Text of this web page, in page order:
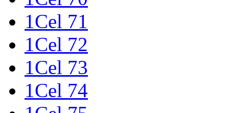
1Cel 71
1Cel 72
1Cel 73
1Cel 74